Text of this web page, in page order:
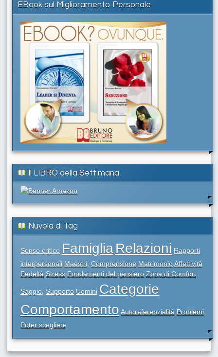
EBook sul Miglioramento Personale
Il LIBRO della Settimana
Nuvola di Tag
Senso critico FamigliaRelazioni Rapporti
interpersonali Maestri, Comprensione MatrimonioAffettività
Fedeltà Stress Fondamenti del pensiero Zona di Comfort
Saggio, Supporto Uomini Categorie
Comportamento Autoreferenzialità Problemi
Poter scegliere